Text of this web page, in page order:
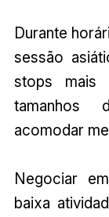
Durante
sessão
stops
tamanhos
acomodar
Negociar
baixa